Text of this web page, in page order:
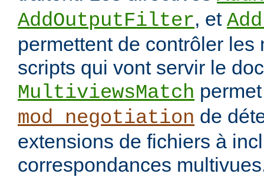
AddOutputFilter, et
permettent de contrôler les
scripts qui vont servir le
MultiviewsMatch
mod_negotiation de
extensions de fichiers à
correspondances